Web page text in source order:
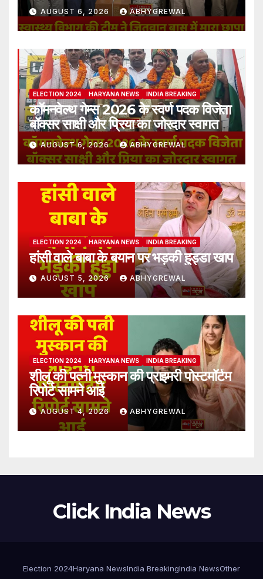
AUGUST 6, 2026 ABHYGREWAL
ELECTION 2024 HARYANA NEWS INDIA BREAKING
कॉमनवेल्थ गेम्स 2026 के स्वर्ण पदक विजेता
बॉक्सर साक्षी और प्रिया का जोरदार स्वागत
AUGUST 6, 2026 ABHYGREWAL
ELECTION 2024 HARYANA NEWS INDIA BREAKING
हांसी वाले बाबा के बयान पर भड़की हुड्डा खाप
AUGUST 5, 2026 ABHYGREWAL
ELECTION 2024 HARYANA NEWS INDIA BREAKING
शीलू की पत्नी मुस्कान की प्राइमरी पोस्टमॉर्टम
रिपोर्ट सामने आई
AUGUST 4, 2026 ABHYGREWAL
Click India News
Election 2024Haryana NewsIndia BreakingIndia NewsOther